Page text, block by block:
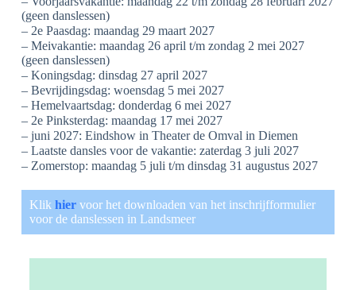
(geen danslessen)
– 2e Paasdag: maandag 29 maart 2027
– Meivakantie: maandag 26 april t/m zondag 2 mei 2027
(geen danslessen)
– Koningsdag: dinsdag 27 april 2027
– Bevrijdingsdag: woensdag 5 mei 2027
– Hemelvaartsdag: donderdag 6 mei 2027
– 2e Pinksterdag: maandag 17 mei 2027
– juni 2027: Eindshow in Theater de Omval in Diemen
– Laatste dansles voor de vakantie: zaterdag 3 juli 2027
– Zomerstop: maandag 5 juli t/m dinsdag 31 augustus 2027
Klik hier voor het downloaden van het inschrijfformulier
voor de danslessen in Landsmeer